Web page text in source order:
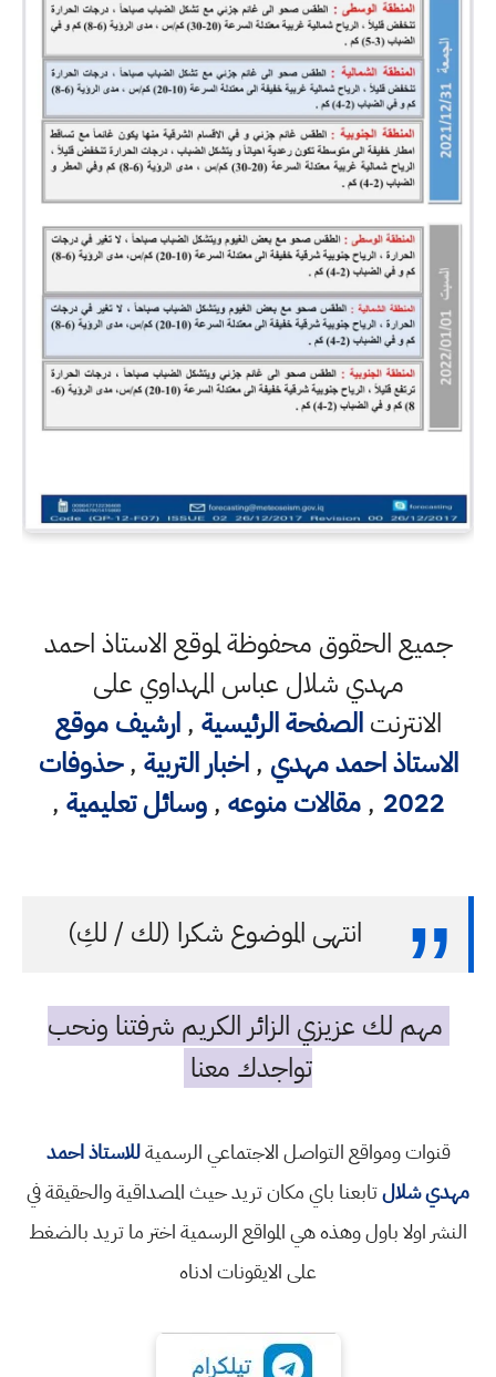
جميع الحقوق محفوظة لموقع الاستاذ احمد
مهدي شلال عباس المهداوي على
الانترنتالصفحة الرئيسية ,ارشيف موقع
الاستاذ احمد مهدي ,اخبار التربية ,حذوفات
2022
,مقالات منوعه ,وسائل تعليمية ,
انتهى الموضوع شكرا (لك / لكِ)
مهم لك عزيزي الزائر الكريم شرفتنا ونحب
تواجدك معنا
قنوات ومواقع التواصل الاجتماعي الرسميةللاستاذ احمد
مهدي شلالتابعنا باي مكان تريد حيث المصداقية والحقيقة في
النشر اولا باول وهذه هي المواقع الرسمية اختر ما تريد بالضغط
على الايقونات ادناه